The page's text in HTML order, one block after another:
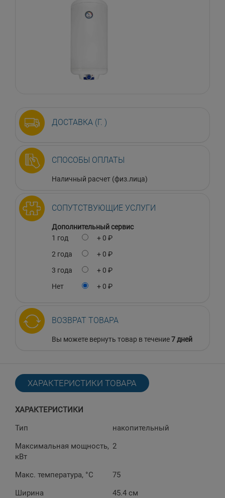
ДОСТАВКА (Г. )
СПОСОБЫ ОПЛАТЫ
Наличный расчет (физ.лица)
СОПУТСТВУЮЩИЕ УСЛУГИ
Дополнительный сервис
1 год
+ 0 ₽
2 года
+ 0 ₽
3 года
+ 0 ₽
Нет
+ 0 ₽
ВОЗВРАТ ТОВАРА
Вы можете вернуть товар в течение7 дней
ХАРАКТЕРИСТИКИ ТОВАРА
ХАРАКТЕРИСТИКИ
Тип
накопительный
Максимальная мощность,
кВт
2
Макс. температура, °С
75
Ширина
45.4 см